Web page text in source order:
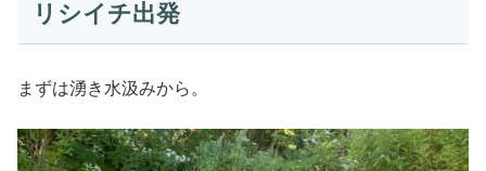
リシイチ出発
まずは湧き水汲みから。